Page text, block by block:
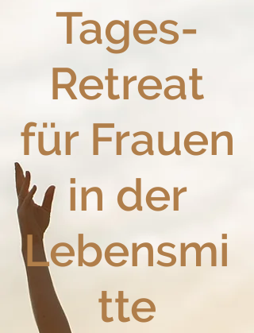
Tages-
Retreat
für Frauen
in der
Lebensmi
tte